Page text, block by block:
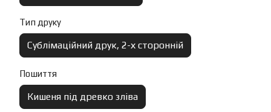
Тип друку
Сублімаційний друк, 2-х сторонній
Пошиття
Кишеня під древко зліва